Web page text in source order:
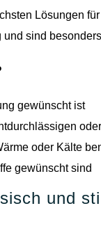
Lösungen
sind
gewünscht ist
oder Kälte
gewünscht sind
und